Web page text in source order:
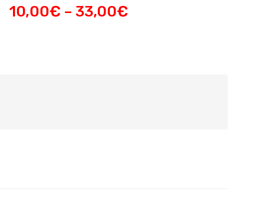
10,00€ – 33,00€